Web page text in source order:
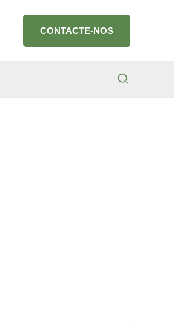
CONTACTE-NOS
Search